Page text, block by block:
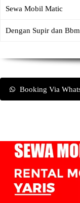
Sewa Mobil Matic
Dengan Supir dan Bbm
Booking Via